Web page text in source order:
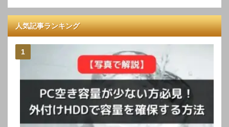
人気記事ランキング